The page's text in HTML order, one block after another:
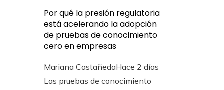
Por qué la presión regulatoria
está acelerando la adopción
de pruebas de conocimiento
cero en empresas
Mariana CastañedaHace 2 días
Las pruebas de conocimiento